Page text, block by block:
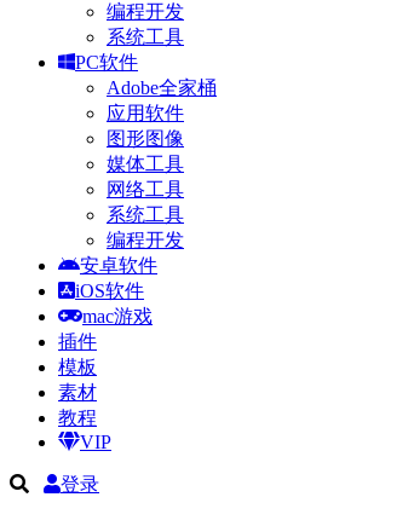
编程开发
系统工具
PC软件
Adobe全家桶
应用软件
图形图像
媒体工具
网络工具
系统工具
编程开发
安卓软件
iOS软件
mac游戏
插件
模板
素材
教程
VIP
登录